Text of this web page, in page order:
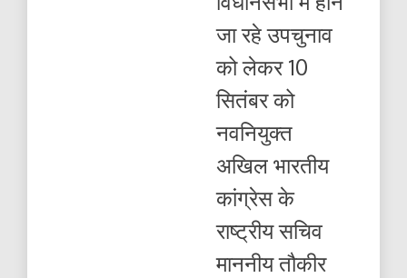
अखिल
कांग्रेस
के
राष्ट्रीय
अलीगढ़
जा रहे उपचुनाव
को लेकर 10
सितंबर को
नवनियुक्त
अखिल भारतीय
कांग्रेस के
राष्ट्रीय सचिव
माननीय तौकीर